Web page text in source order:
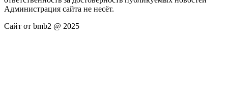
Администрация сайта не несёт.
Сайт от bmb2 @ 2025